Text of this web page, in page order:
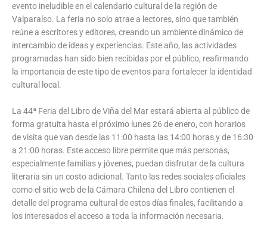
evento ineludible en el calendario cultural de la región de
Valparaíso. La feria no solo atrae a lectores, sino que también
reúne a escritores y editores, creando un ambiente dinámico de
intercambio de ideas y experiencias. Este año, las actividades
programadas han sido bien recibidas por el público, reafirmando
la importancia de este tipo de eventos para fortalecer la identidad
cultural local.
La 44ª Feria del Libro de Viña del Mar estará abierta al público de
forma gratuita hasta el próximo lunes 26 de enero, con horarios
de visita que van desde las 11:00 hasta las 14:00 horas y de 16:30
a 21:00 horas. Este acceso libre permite que más personas,
especialmente familias y jóvenes, puedan disfrutar de la cultura
literaria sin un costo adicional. Tanto las redes sociales oficiales
como el sitio web de la Cámara Chilena del Libro contienen el
detalle del programa cultural de estos días finales, facilitando a
los interesados el acceso a toda la información necesaria.